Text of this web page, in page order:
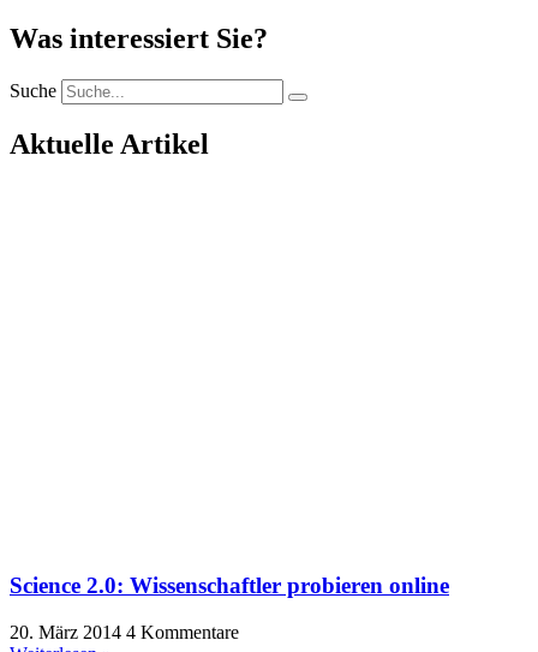
Was interessiert Sie?
Suche
Aktuelle Artikel
Science 2.0: Wissenschaftler probieren online
20. März 2014 4 Kommentare